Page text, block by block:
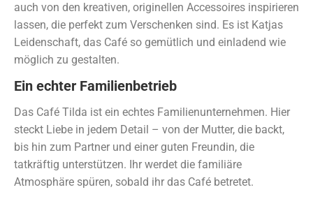
auch von den kreativen, originellen Accessoires inspirieren
lassen, die perfekt zum Verschenken sind. Es ist Katjas
Leidenschaft, das Café so gemütlich und einladend wie
möglich zu gestalten.
Ein echter Familienbetrieb
Das Café Tilda ist ein echtes Familienunternehmen. Hier
steckt Liebe in jedem Detail – von der Mutter, die backt,
bis hin zum Partner und einer guten Freundin, die
tatkräftig unterstützen. Ihr werdet die familiäre
Atmosphäre spüren, sobald ihr das Café betretet.